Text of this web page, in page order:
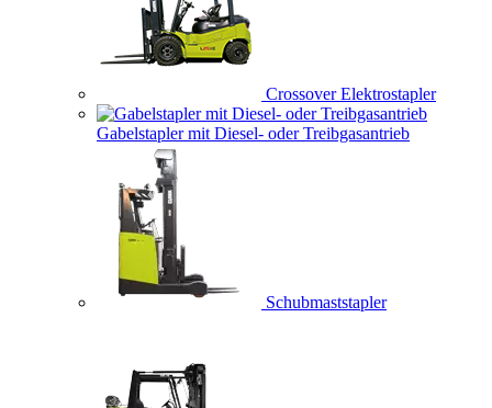
Crossover Elektrostapler
Gabelstapler mit Diesel- oder Treibgasantrieb
Schubmaststapler